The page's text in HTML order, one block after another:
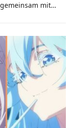
mit…